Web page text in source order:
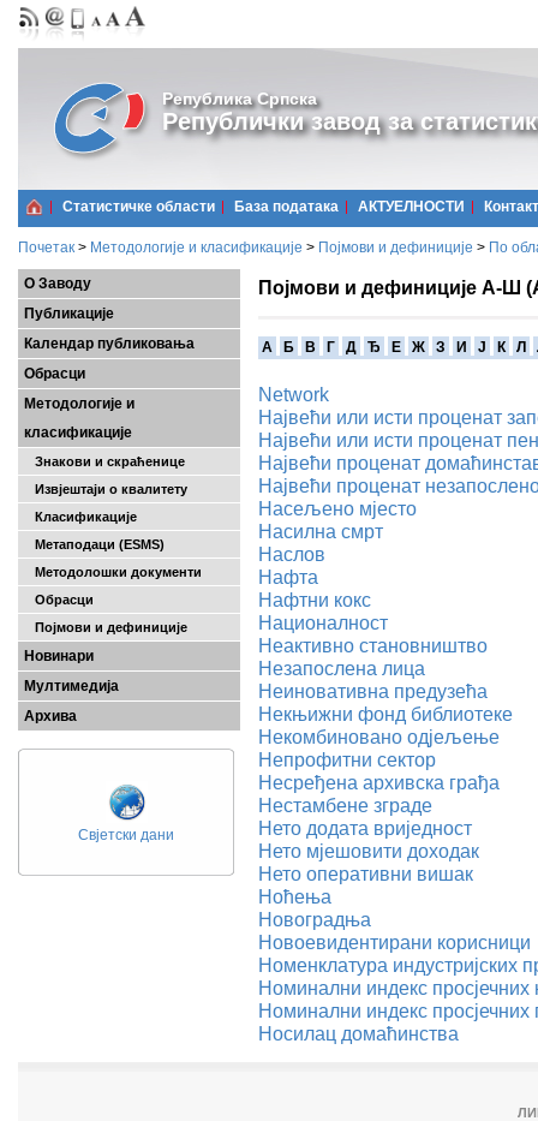
Република Српска
Републички завод за
Статистичке области Базa података АКТУЕЛНОСТИ Контакт
Почетак > Методологије и класификације > Појмови и дефиниције > По
О Заводу
Публикације
Календар публиковања
Обрасци
Методологије и
класификације
Знакови и скраћенице
Извјештаји о квалитету
Класификације
Метаподаци (ESMS)
Методолошки документи
Обрасци
Појмови и дефиниције
Новинари
Мултимедија
Архива
Свјетски дани
Појмови и дефиниције А-Ш
A Б В Г Д Ђ Е Ж З И Ј К Л
Network
Највећи или исти проценат
Највећи или исти проценат
Највећи проценат
Највећи проценат
Насељено мјесто
Насилна смрт
Наслов
Нафта
Нафтни кокс
Националност
Неактивно становништво
Незапослена лица
Неиновативна предузећа
Некњижни фонд библиотеке
Некомбиновано одјељење
Непрофитни сектор
Несређена архивска грађа
Нестамбене зграде
Нето додата вриједност
Нето мјешовити доходак
Нето оперативни вишак
Ноћења
Новоградња
Новоевидентирани корисници
Номенклатура индустријских
Номинални индекс просјечних
Номинални индекс
Носилац домаћинства